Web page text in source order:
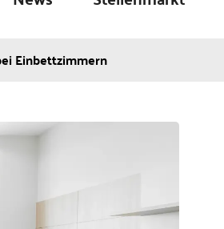
Einbettzimmern